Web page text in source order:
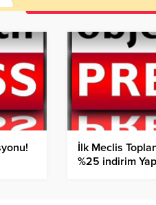
İlk Meclis
%25 indirim